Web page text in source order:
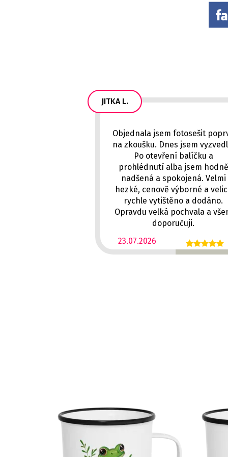
JITKA L.
23.07.2026
Objednala jsem fotosešit
na zkoušku. Dnes jsem
Po otevření balíčku a
prohlédnutí alba jsem hodně
nadšená a spokojená. Velmi
hezké, cenově výborné a
rychle vytištěno a dodáno.
Opravdu velká pochvala a
doporučuji.